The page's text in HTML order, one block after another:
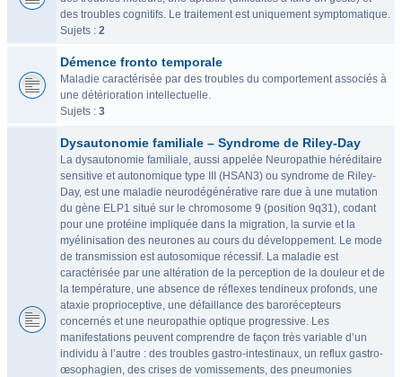
des troubles cognitifs. Le traitement est uniquement symptomatique.
Sujets : 2
Démence fronto temporale
Maladie caractérisée par des troubles du comportement associés à
une détérioration intellectuelle.
Sujets : 3
Dysautonomie familiale – Syndrome de Riley-Day
La dysautonomie familiale, aussi appelée Neuropathie héréditaire
sensitive et autonomique type III (HSAN3) ou syndrome de Riley-
Day, est une maladie neurodégénérative rare due à une mutation
du gène ELP1 situé sur le chromosome 9 (position 9q31), codant
pour une protéine impliquée dans la migration, la survie et la
myélinisation des neurones au cours du développement. Le mode
de transmission est autosomique récessif. La maladie est
caractérisée par une altération de la perception de la douleur et de
la température, une absence de réflexes tendineux profonds, une
ataxie proprioceptive, une défaillance des barorécepteurs
concernés et une neuropathie optique progressive. Les
manifestations peuvent comprendre de façon très variable d’un
individu à l’autre : des troubles gastro-intestinaux, un reflux gastro-
œsophagien, des crises de vomissements, des pneumonies